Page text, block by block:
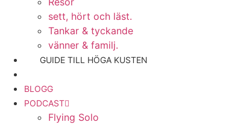
sett, hört och läst.
Tankar & tyckande
vänner & familj.
GUIDE TILL HÖGA KUSTEN
BLOGG
PODCAST
Flying Solo